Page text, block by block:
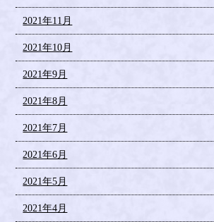
2021年11月
2021年10月
2021年9月
2021年8月
2021年7月
2021年6月
2021年5月
2021年4月